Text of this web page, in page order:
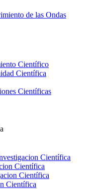
de las Ondas
Científico
Científica
Científicas
Científica
Científica
Científica
Científica